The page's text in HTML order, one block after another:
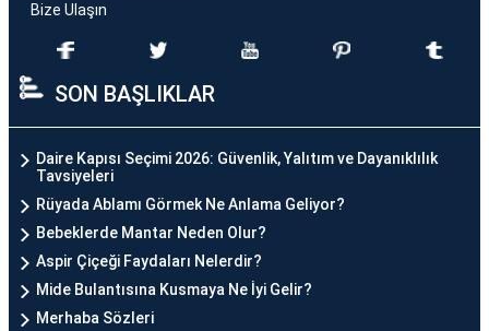
Bize Ulaşın
SON BAŞLIKLAR
Daire Kapısı Seçimi 2026: Güvenlik, Yalıtım ve Dayanıklılık
Tavsiyeleri
Rüyada Ablamı Görmek Ne Anlama Geliyor?
Bebeklerde Mantar Neden Olur?
Aspir Çiçeği Faydaları Nelerdir?
Mide Bulantısına Kusmaya Ne İyi Gelir?
Merhaba Sözleri